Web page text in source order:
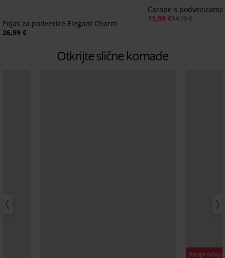
Pojas za podvezice Elegant Charm
26,99 €
Čarape s
11,99 €14,99 €
Otkrijte slične komade
Rasprodaja